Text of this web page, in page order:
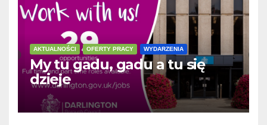
AKTUALNOŚCI OFERTY PRACY WYDARZENIA
My tu gadu, gadu a tu się
dzieje